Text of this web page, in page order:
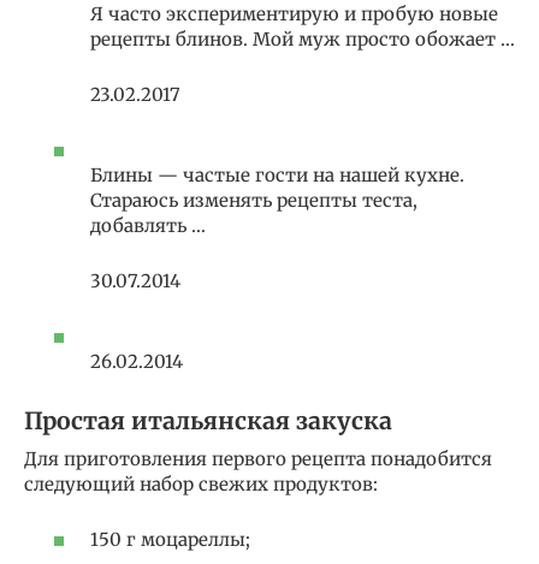
Я часто экспериментирую и пробую новые
рецепты блинов. Мой муж просто обожает …
23.02.2017
Блины — частые гости на нашей кухне.
Стараюсь изменять рецепты теста,
добавлять …
30.07.2014
26.02.2014
Простая итальянская закуска
Для приготовления первого рецепта понадобится
следующий набор свежих продуктов:
150 г моцареллы;